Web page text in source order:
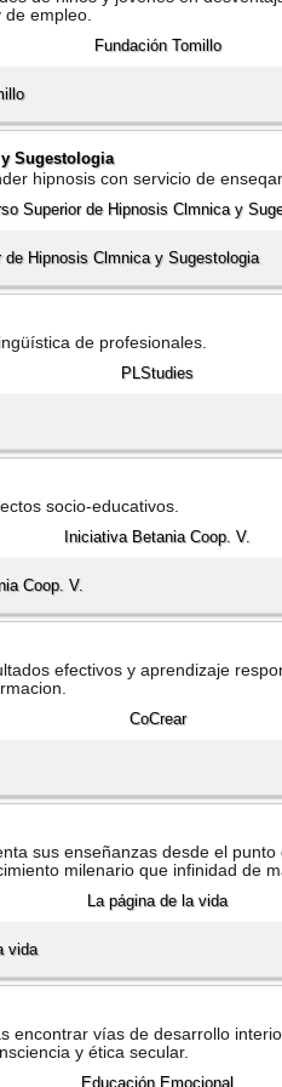
empleo.
Sugestologia
hipnosis con servicio de
Hipnosis Clmnica y Sugestologia
de profesionales.
socio-educativos.
Coop. V.
efectivos y aprendizaje
sus enseñanzas desde el
milenario que infinidad de
vida
encontrar ví­as de desarrollo
y ética secular.